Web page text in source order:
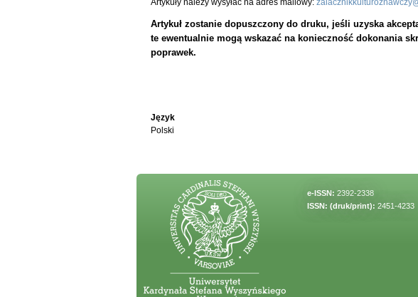
Artykuły należy wysyłać na adres mailowy:
Artykuł zostanie dopuszczony do druku, jeśli uzyska
te ewentualnie mogą wskazać na konieczność dokonania
poprawek.
Język
Polski
e-ISSN: 2392-2338
ISSN: (druk/print): 2451-4233